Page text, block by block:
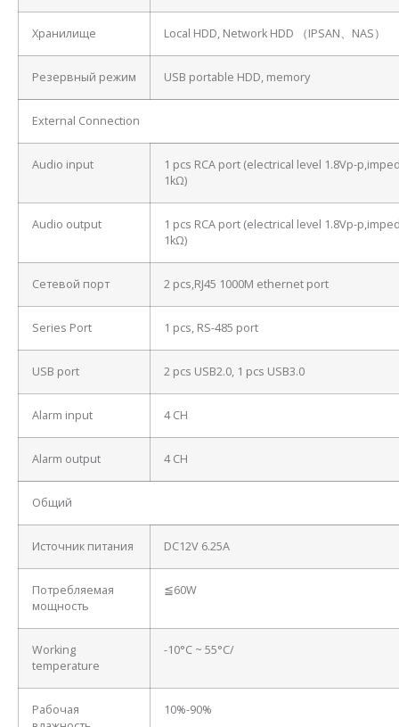
Хранилище Local HDD, Network HDD （IPSAN、NAS）
Резервный режим USB portable HDD, memory
External Connection
Audio input
1 pcs RCA port (electrical level 1.8Vp-
1kΩ)
Audio output
1 pcs RCA port (electrical level 1.8Vp-
1kΩ)
Сетевой порт 2 pcs,RJ45 1000M ethernet port
Series Port 1 pcs, RS-485 port
USB port 2 pcs USB2.0, 1 pcs USB3.0
Alarm input 4 CH
Alarm output 4 CH
Общий
Источник питания DC12V 6.25A
Потребляемая
мощность
≦60W
Working
temperature
-10°C ~ 55°C/
Рабочая
10%-90%